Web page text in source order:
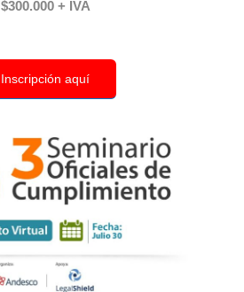
$300.000 + IVA
Inscripción aquí